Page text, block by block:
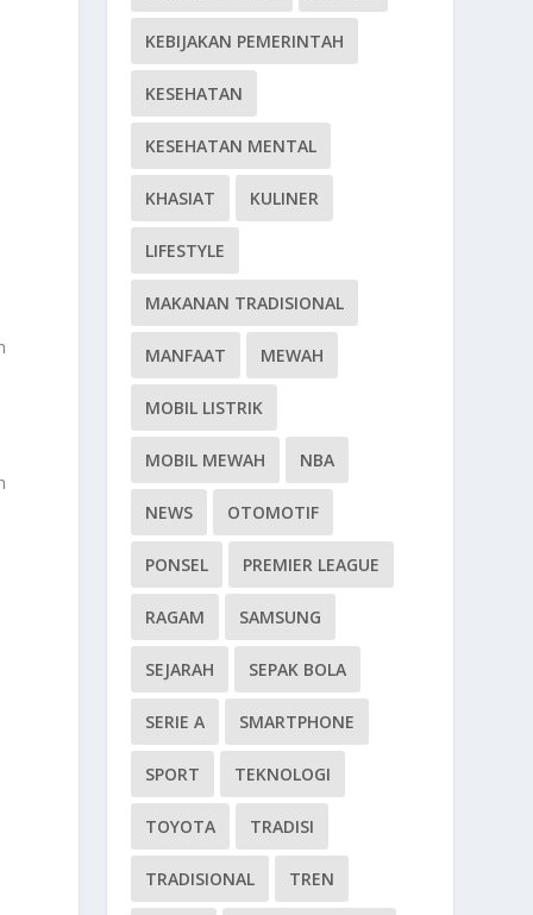
KEBIJAKAN PEMERINTAH
KESEHATAN
KESEHATAN MENTAL
KHASIAT KULINER
LIFESTYLE
MAKANAN TRADISIONAL
MANFAAT MEWAH
MOBIL LISTRIK
MOBIL MEWAH NBA
NEWS OTOMOTIF
PONSEL PREMIER LEAGUE
RAGAM SAMSUNG
SEJARAH SEPAK BOLA
SERIE A SMARTPHONE
SPORT TEKNOLOGI
TOYOTA TRADISI
TRADISIONAL TREN